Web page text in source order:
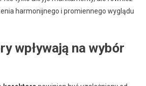
harmonijnego i promiennego wyglądu
wpływają na wybór